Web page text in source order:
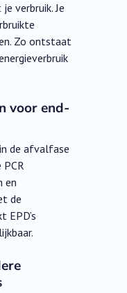
verbruik. Je
Zo ontstaat
voor end-
de afvalfase
en
de
EPD’s